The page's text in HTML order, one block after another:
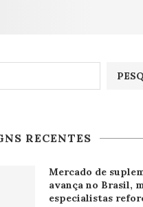
RECENTES
Mercado de
avança no Brasil,
especialistas